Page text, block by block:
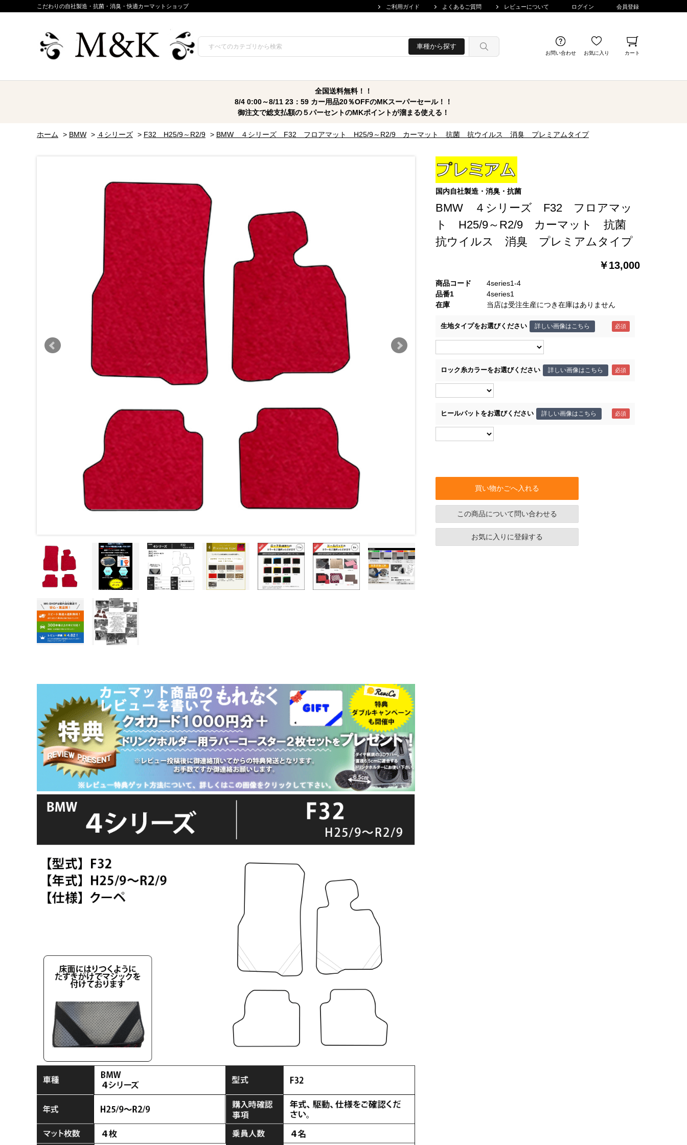
こだわりの自社製造・抗菌・消臭・快適カーマットショップ ご利用ガイド よくあるご質問 レビューについて ログイン 会員登録
車種から探す
お問い合わせ お気に入り カート
全国送料無料！！
8/4 0:00～8/11 23：59 カー用品20％OFFのMKスーパーセール！！
御注文で総支払額の５パーセントのMKポイントが溜まる使える！
ホーム > BMW > ４シリーズ > F32 H25/9～R2/9 > BMW ４シリーズ F32 フロアマット H25/9～R2/9 カーマット 抗菌 抗ウイルス 消臭 プレミアムタイプ
国内自社製造・消臭・抗菌
BMW ４シリーズ F32 フロアマッ
ト H25/9～R2/9 カーマット 抗菌
抗ウイルス 消臭 プレミアムタイプ
￥13,000
商品コード
4series1-4
品番1
4series1
在庫
当店は受注生産につき在庫はありません
生地タイプをお選びください 詳しい画像はこちら
ロック糸カラーをお選びください 詳しい画像はこちら
ヒールパットをお選びください 詳しい画像はこちら
買い物かごへ入れる
この商品について問い合わせる
お気に入りに登録する